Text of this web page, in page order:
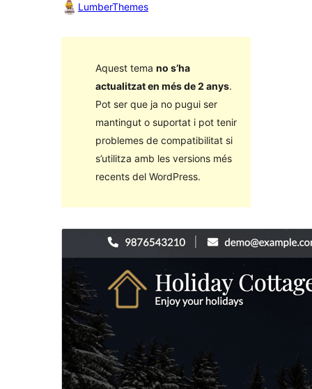
LumberThemes
Aquest tema no s’ha
actualitzat en més de 2 anys.
Pot ser que ja no pugui ser
mantingut o suportat i pot tenir
problemes de compatibilitat si
s’utilitza amb les versions més
recents del WordPress.